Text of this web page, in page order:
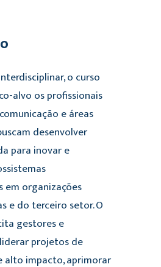
o curso
alvo os profissionais
e áreas
desenvolver
para inovar e
em organizações
e do terceiro setor. O
gestores e
projetos de
alto impacto, aprimorar